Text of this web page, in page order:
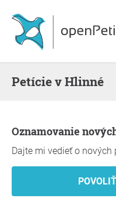
Petície v Hlinné
Oznamovanie
Dajte mi vedieť o